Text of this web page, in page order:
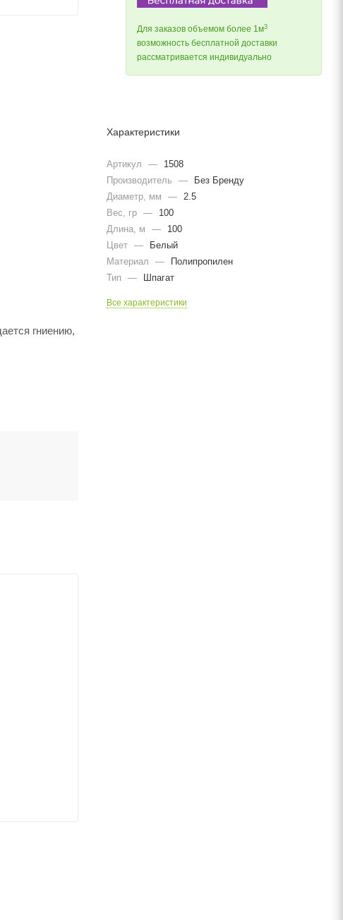
гниению,
Для заказов объемом более 1м3
возможность бесплатной доставки
рассматривается индивидуально
Характеристики
Артикул —
1508
Производитель
—
Без Бренду
Диаметр, мм
—
2.5
Вес, гр —
100
Длина, м
—
100
Цвет —
Белый
Материал
—
Полипропилен
Тип
— Шпагат
Все характеристики